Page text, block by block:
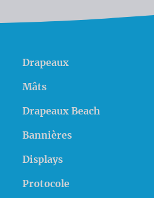
Drapeaux
Mâts
Drapeaux Beach
Bannières
Displays
Protocole